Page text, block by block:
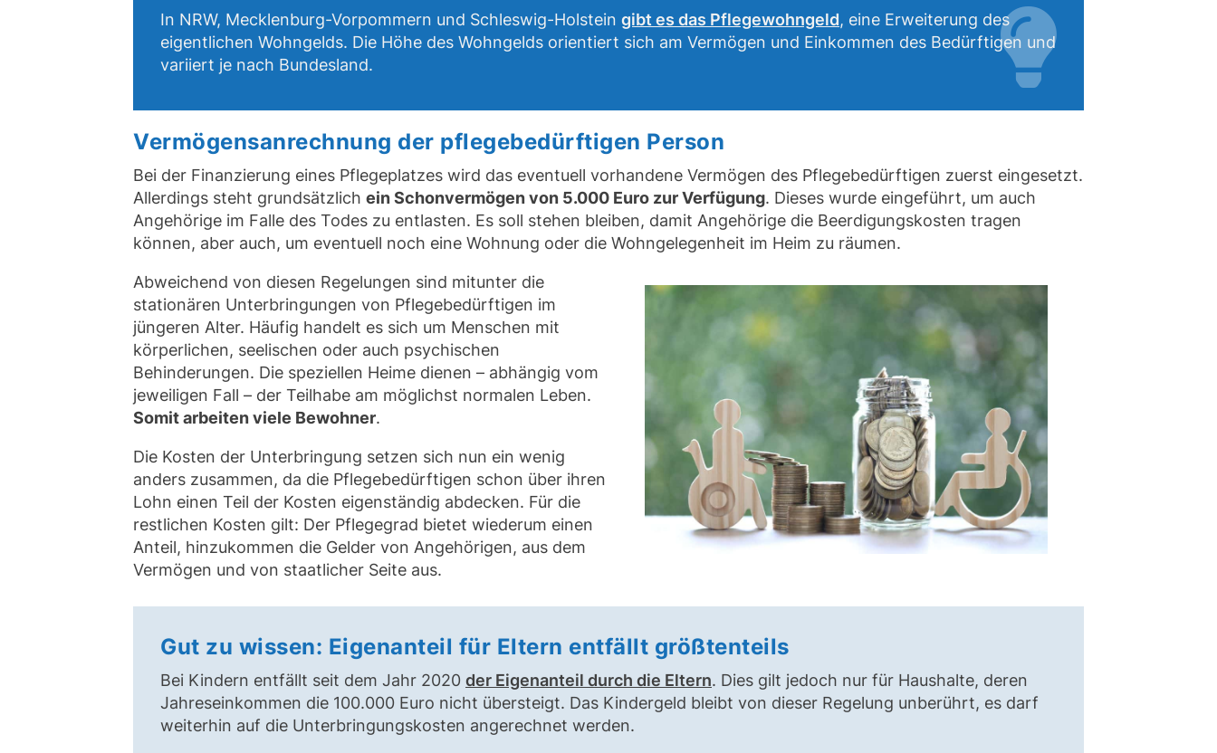
In NRW, Mecklenburg-Vorpommern und Schleswig-Holstein gibt es das Pflegewohngeld, eine Erweiterung des
eigentlichen Wohngelds. Die Höhe des Wohngelds orientiert sich am Vermögen und Einkommen des Bedürftigen und
variiert je nach Bundesland.
Vermögensanrechnung der pflegebedürftigen Person
Bei der Finanzierung eines Pflegeplatzes wird das eventuell vorhandene Vermögen des Pflegebedürftigen zuerst eingesetzt.
Allerdings steht grundsätzlich ein Schonvermögen von 5.000 Euro zur Verfügung. Dieses wurde eingeführt, um auch
Angehörige im Falle des Todes zu entlasten. Es soll stehen bleiben, damit Angehörige die Beerdigungskosten tragen
können, aber auch, um eventuell noch eine Wohnung oder die Wohngelegenheit im Heim zu räumen.
Abweichend von diesen Regelungen sind mitunter die
stationären Unterbringungen von Pflegebedürftigen im
jüngeren Alter. Häufig handelt es sich um Menschen mit
körperlichen, seelischen oder auch psychischen
Behinderungen. Die speziellen Heime dienen – abhängig vom
jeweiligen Fall – der Teilhabe am möglichst normalen Leben.
Somit arbeiten viele Bewohner.
Die Kosten der Unterbringung setzen sich nun ein wenig
anders zusammen, da die Pflegebedürftigen schon über ihren
Lohn einen Teil der Kosten eigenständig abdecken. Für die
restlichen Kosten gilt: Der Pflegegrad bietet wiederum einen
Anteil, hinzukommen die Gelder von Angehörigen, aus dem
Vermögen und von staatlicher Seite aus.
Gut zu wissen: Eigenanteil für Eltern entfällt größtenteils
Bei Kindern entfällt seit dem Jahr 2020 der Eigenanteil durch die Eltern. Dies gilt jedoch nur für Haushalte, deren
Jahreseinkommen die 100.000 Euro nicht übersteigt. Das Kindergeld bleibt von dieser Regelung unberührt, es darf
weiterhin auf die Unterbringungskosten angerechnet werden.